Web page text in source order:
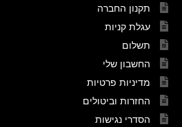
תקנון החברה
עגלת קניות
תשלום
החשבון שלי
מדיניות פרטיות
החזרות וביטולים
הסדרי נגישות